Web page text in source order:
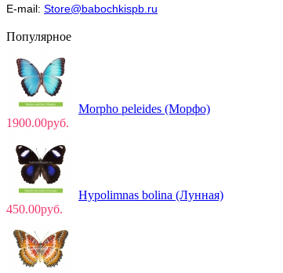
E-mail: Store@babochkispb.ru
Популярное
Morpho peleides (Морфо)
1900.00руб.
Hypolimnas bolina (Лунная)
450.00руб.